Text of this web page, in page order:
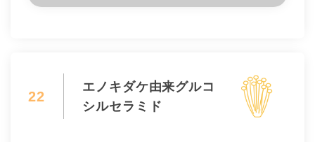
22
エノキダケ由来グルコ
シルセラミド